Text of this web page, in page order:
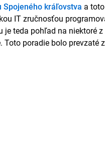
Spojeného kráľovstva a
IT zručnosťou
teda pohľad na niektoré
poradie bolo prevzaté z